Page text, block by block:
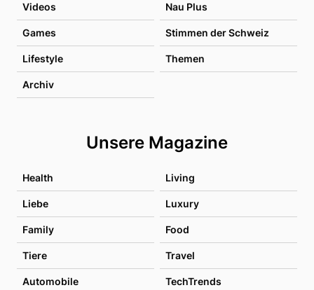
Videos Nau Plus
Games Stimmen der Schweiz
Lifestyle Themen
Archiv
Unsere Magazine
Health Living
Liebe Luxury
Family Food
Tiere Travel
Automobile TechTrends